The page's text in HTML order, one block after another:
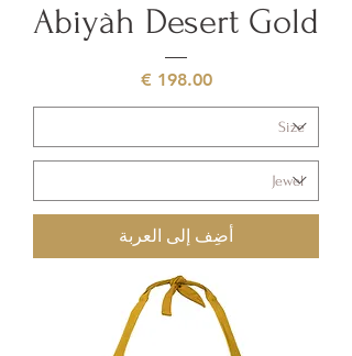
Abiyàh Desert Gold
السعر‏198.00 €
أضِف إلى العربة